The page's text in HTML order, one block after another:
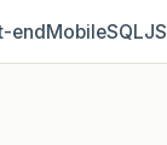
MobileSQLJS